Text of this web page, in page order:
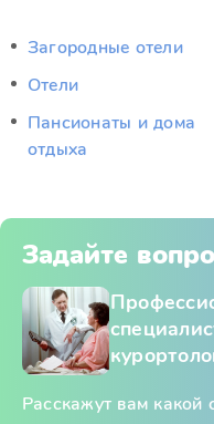
Загородные отели
Отели
Пансионаты и дома
отдыха
Задайте
Расскажут вам какой